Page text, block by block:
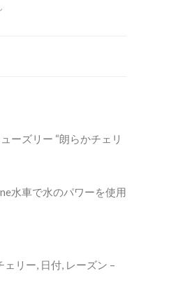
ーズリー “朗らかチェリ
水車で水のパワーを使用
ェリー, 日付, レーズン –